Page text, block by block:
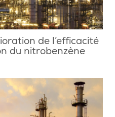
de l’efficacité
du nitrobenzène